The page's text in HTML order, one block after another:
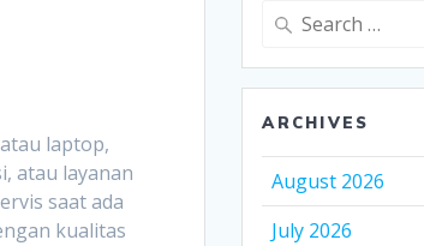
laptop,
atau layanan
saat ada
kualitas
Search
ARCHIVES
August 2026
July 2026